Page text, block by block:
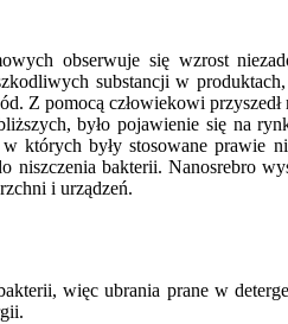
obserwuje się wzrost
substancji w
Z pomocą człowiekowi
było pojawienie się na
których były stosowane prawie
niszczenia bakterii. Nanosrebro
i urządzeń.
więc ubrania prane w